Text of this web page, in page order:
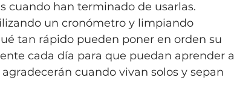
cuando han terminado de usarlas.
un cronómetro y limpiando
tan rápido pueden poner en orden su
cada día para que puedan aprender a
cuando vivan solos y sepan